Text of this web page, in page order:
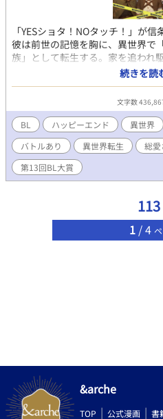
「YESショタ！NOタッチ！」が
彼は前世の記憶を胸に、異世界で
族」として転生する。家を追われ
凡なヒールの裏には、本人さえ知
魂”を癒す真の魔法「ソウルリト
そんなユーマの前に現れたのは
――のはずが、彼はユーマに執着
者へと成長していた！ ​傷ついた
ーマのお人好しな性格が、やがて
妙な共同生活へと発展。彼らとま
ーマは、前世の知識を活かし「戦
せ、冒険者ギルドで絆を深めて
バキのイケメン獣人へと突然進
暴力に翻弄されるへっぽこ元貴族
ちによる、癒しとカオスが入り
「おまえら、進化の方向おかし
続きを読
文字数
BL ハッピーエンド 異世界
バトルあり
異世界転生 総愛
第13回BL大賞
113
1 / 4
&arche
TOP 公式漫画 書